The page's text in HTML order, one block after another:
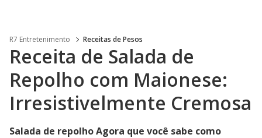
R7 Entretenimento Receitas de Pesos
Receita de Salada de
Repolho com Maionese:
Irresistivelmente Cremosa
Salada de repolho Agora que você sabe como